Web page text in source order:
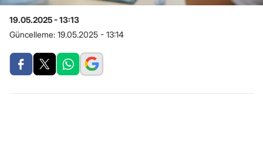
19.05.2025 - 13:13
Güncelleme: 19.05.2025 - 13:14